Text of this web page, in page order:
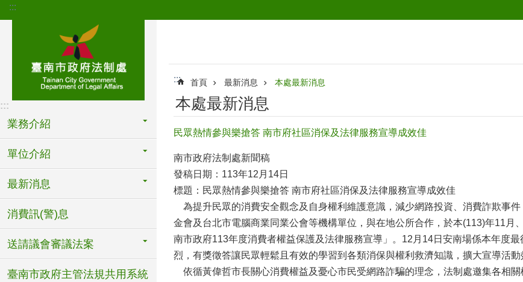
跳到主要內容區塊
:::
:::
業務介紹
單位介紹
最新消息
消費訊(警)息
送請議會審議法案
臺南市政府主管法規共用系統
::: 首頁 最新消息 本處最新消息
本處最新消息
民眾熱情參與樂搶答 南市府社區消保及法律服務宣導成效佳
南市政府法制處新聞稿
發稿日期：113年12月14日
標題：民眾熱情參與樂搶答 南市府社區消保及法律服務宣導成效佳
為提升民眾的消費安全觀念及自身權利維護意識，減少網路投資、消費詐欺事
金會及台北市電腦商業同業公會等機構單位，與在地公所合作，於本(113)年11
南市政府113年度消費者權益保護及法律服務宣導」。12月14日安南場係本年度
烈，有獎徵答讓民眾輕鬆且有效的學習到各類消保與權利救濟知識，擴大宣導活動
依循黃偉哲市長關心消費權益及憂心市民受網路詐騙的理念，法制處邀集各相